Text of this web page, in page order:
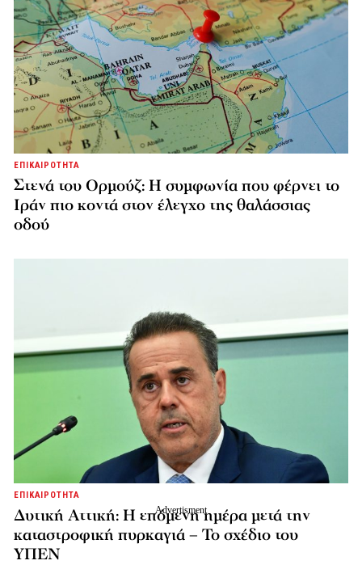
ΕΠΙΚΑΙΡΟΤΗΤΑ
Στενά του Ορμούζ: Η συμφωνία που φέρνει το
Ιράν πιο κοντά στον έλεγχο της θαλάσσιας
οδού
ΕΠΙΚΑΙΡΟΤΗΤΑ
Δυτική Αττική: Η επόμενη ημέρα μετά την
καταστροφική πυρκαγιά – Το σχέδιο του
ΥΠΕΝ